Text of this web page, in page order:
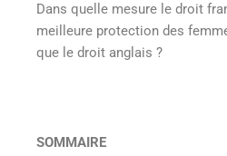
Dans quelle mesure le droit
meilleure protection des
que le droit anglais ?
SOMMAIRE